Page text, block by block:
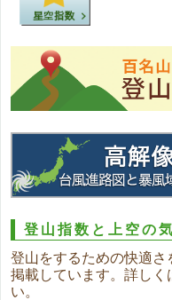
登山指数と上空の
登山をするための快適
掲載しています。詳しく
い。